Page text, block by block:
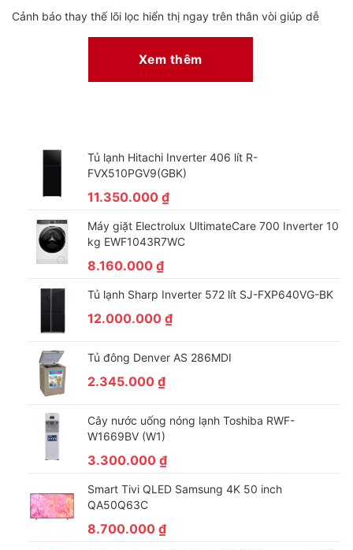
Cảnh báo thay thế lõi lọc hiển thị ngay trên thân vòi giúp dễ
dàng theo dõi tình trạng lõi lọc và đảm bảo nguồn nước luôn
Với công suất lọc nước tới 1.1 L/phút và hệ thống 7 lõi
lọc, máy lọc nước cung cấp đủ nguồn nước sạch sẽ để
nấu nướng, ăn uống hàng ngày trong gia đình bạn.
Xem thêm
Tủ lạnh Hitachi Inverter 406 lít R-
FVX510PGV9(GBK)
11.350.000 ₫
Máy giặt Electrolux UltimateCare 700 Inverter 10
kg EWF1043R7WC
8.160.000 ₫
Tủ lạnh Sharp Inverter 572 lít SJ-FXP640VG-BK
12.000.000 ₫
Tủ đông Denver AS 286MDI
2.345.000 ₫
Cây nước uống nóng lạnh Toshiba RWF-
W1669BV (W1)
3.300.000 ₫
Smart Tivi QLED Samsung 4K 50 inch
QA50Q63C
8.700.000 ₫